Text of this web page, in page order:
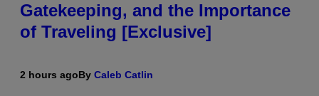
Gatekeeping, and the Importance
of Traveling [Exclusive]
2 hours agoBy Caleb Catlin